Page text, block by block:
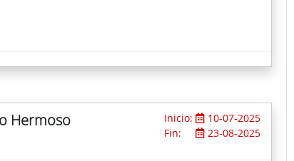
Hermoso Inicio:
10-07-2025
Fin:
23-08-2025